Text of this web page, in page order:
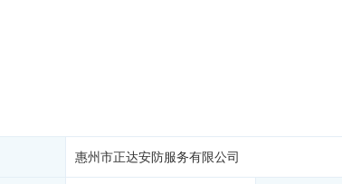
信用评价
进出口信用
惠州市正达安防服务有限公司